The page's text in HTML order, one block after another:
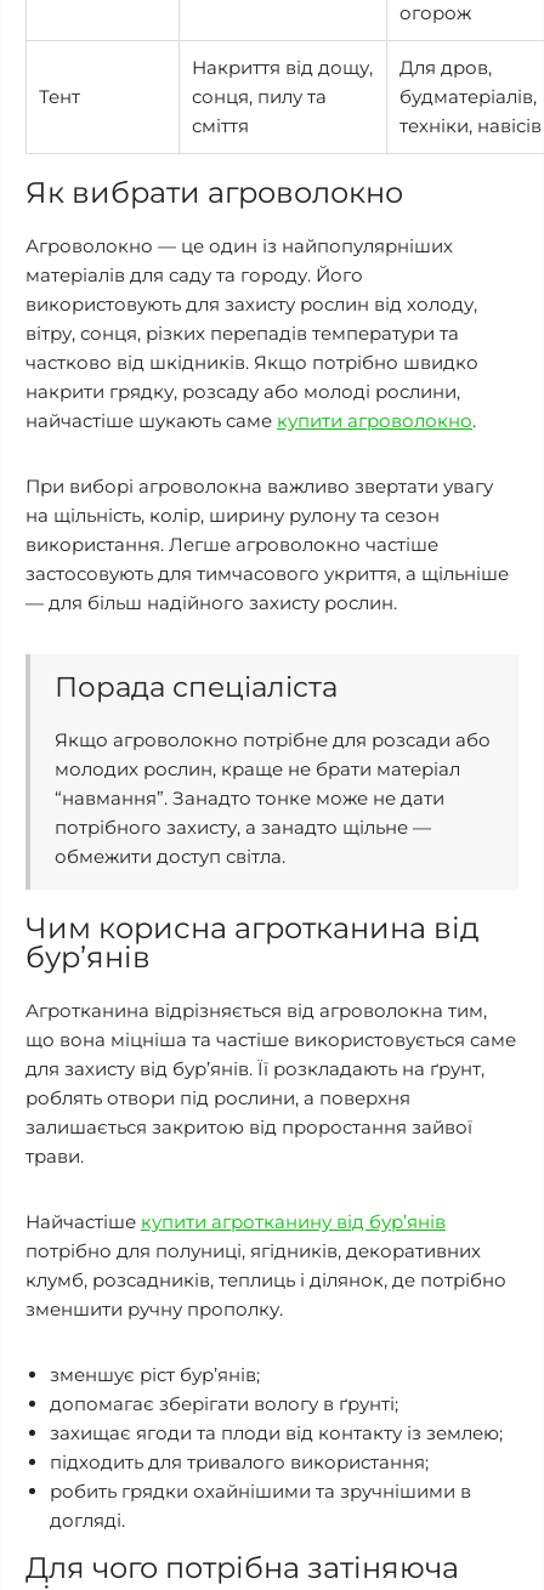
огорож
Тент
Накриття від дощу,
сонця, пилу та
сміття
Для дров,
будматеріалів,
техніки, навісів
Як вибрати агроволокно
Агроволокно — це один із найпопулярніших
матеріалів для саду та городу. Його
використовують для захисту рослин від холоду,
вітру, сонця, різких перепадів температури та
частково від шкідників. Якщо потрібно швидко
накрити грядку, розсаду або молоді рослини,
найчастіше шукають саме купити агроволокно.
При виборі агроволокна важливо звертати увагу
на щільність, колір, ширину рулону та сезон
використання. Легше агроволокно частіше
застосовують для тимчасового укриття, а щільніше
— для більш надійного захисту рослин.
Порада спеціаліста
Якщо агроволокно потрібне для розсади або
молодих рослин, краще не брати матеріал
“навмання”. Занадто тонке може не дати
потрібного захисту, а занадто щільне —
обмежити доступ світла.
Чим корисна агротканина від
бур’янів
Агротканина відрізняється від агроволокна тим,
що вона міцніша та частіше використовується саме
для захисту від бур’янів. Її розкладають на ґрунт,
роблять отвори під рослини, а поверхня
залишається закритою від проростання зайвої
трави.
Найчастіше купити агротканину від бур’янів
потрібно для полуниці, ягідників, декоративних
клумб, розсадників, теплиць і ділянок, де потрібно
зменшити ручну прополку.
зменшує ріст бур’янів;
допомагає зберігати вологу в ґрунті;
захищає ягоди та плоди від контакту із землею;
підходить для тривалого використання;
робить грядки охайнішими та зручнішими в
догляді.
Для чого потрібна затіняюча